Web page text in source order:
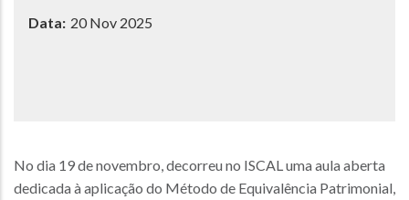
Data: 20 Nov 2025
No dia 19 de novembro, decorreu no ISCAL uma aula aberta
dedicada à aplicação do Método de Equivalência Patrimonial,